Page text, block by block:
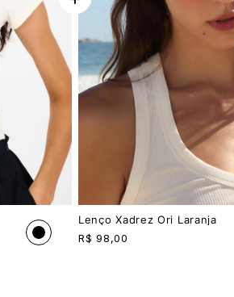
Lenço Xadrez Ori Laranja
R$ 98,00